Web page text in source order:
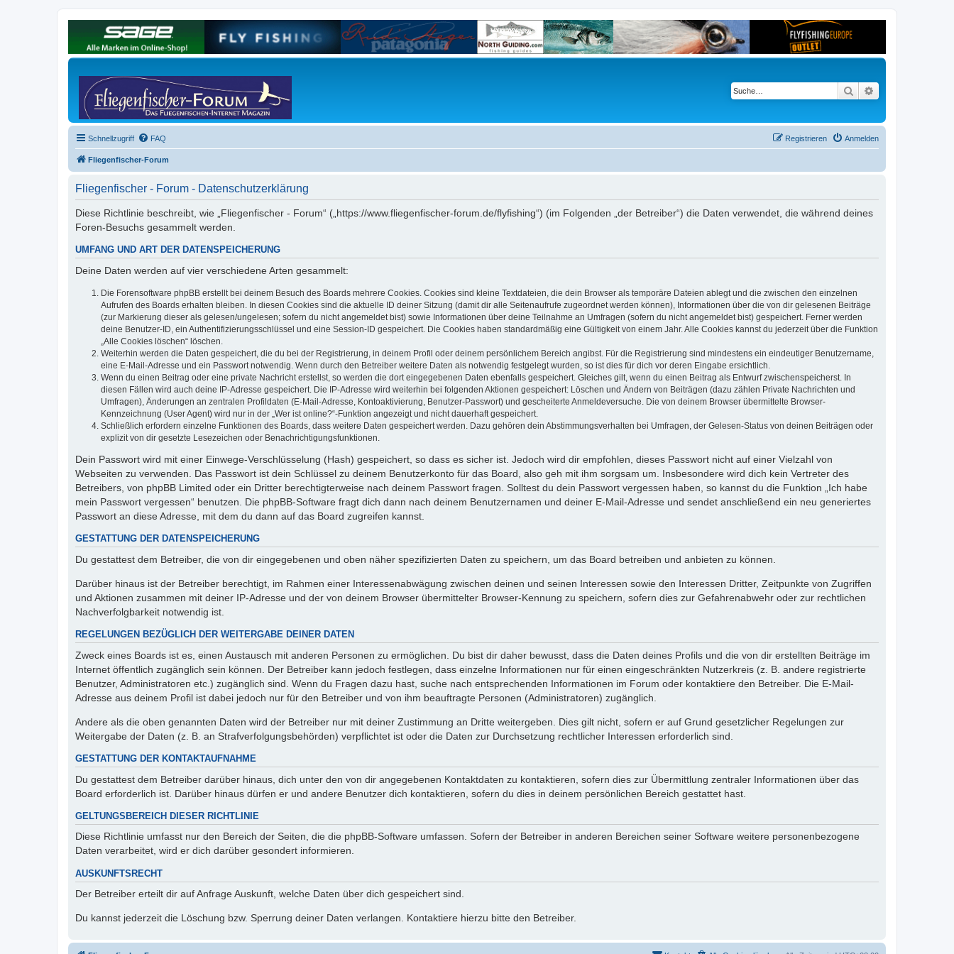
Suche
Schnellzugriff FAQ Anmelden
Registrieren
Fliegenfischer-Forum
Fliegenfischer - Forum - Datenschutzerklärung
Diese Richtlinie beschreibt, wie „Fliegenfischer - Forum“ („https://www.fliegenfischer-forum.de/flyfishing“) (im Folgenden „der Betreiber“) die Daten verwendet, die während deines
Foren-Besuchs gesammelt werden.
UMFANG UND ART DER DATENSPEICHERUNG
Deine Daten werden auf vier verschiedene Arten gesammelt:
Die Forensoftware phpBB erstellt bei deinem Besuch des Boards mehrere Cookies. Cookies sind kleine Textdateien, die dein Browser als temporäre Dateien ablegt und die zwischen den einzelnen
Aufrufen des Boards erhalten bleiben. In diesen Cookies sind die aktuelle ID deiner Sitzung (damit dir alle Seitenaufrufe zugeordnet werden können), Informationen über die von dir gelesenen Beiträge
(zur Markierung dieser als gelesen/ungelesen; sofern du nicht angemeldet bist) sowie Informationen über deine Teilnahme an Umfragen (sofern du nicht angemeldet bist) gespeichert. Ferner werden
deine Benutzer-ID, ein Authentifizierungsschlüssel und eine Session-ID gespeichert. Die Cookies haben standardmäßig eine Gültigkeit von einem Jahr. Alle Cookies kannst du jederzeit über die Funktion
„Alle Cookies löschen“ löschen.
Weiterhin werden die Daten gespeichert, die du bei der Registrierung, in deinem Profil oder deinem persönlichem Bereich angibst. Für die Registrierung sind mindestens ein eindeutiger Benutzername,
eine E-Mail-Adresse und ein Passwort notwendig. Wenn durch den Betreiber weitere Daten als notwendig festgelegt wurden, so ist dies für dich vor deren Eingabe ersichtlich.
Wenn du einen Beitrag oder eine private Nachricht erstellst, so werden die dort eingegebenen Daten ebenfalls gespeichert. Gleiches gilt, wenn du einen Beitrag als Entwurf zwischenspeicherst. In
diesen Fällen wird auch deine IP-Adresse gespeichert. Die IP-Adresse wird weiterhin bei folgenden Aktionen gespeichert: Löschen und Ändern von Beiträgen (dazu zählen Private Nachrichten und
Umfragen), Änderungen an zentralen Profildaten (E-Mail-Adresse, Kontoaktivierung, Benutzer-Passwort) und gescheiterte Anmeldeversuche. Die von deinem Browser übermittelte Browser-
Kennzeichnung (User Agent) wird nur in der „Wer ist online?“-Funktion angezeigt und nicht dauerhaft gespeichert.
Schließlich erfordern einzelne Funktionen des Boards, dass weitere Daten gespeichert werden. Dazu gehören dein Abstimmungsverhalten bei Umfragen, der Gelesen-Status von deinen Beiträgen oder
explizit von dir gesetzte Lesezeichen oder Benachrichtigungsfunktionen.
Dein Passwort wird mit einer Einwege-Verschlüsselung (Hash) gespeichert, so dass es sicher ist. Jedoch wird dir empfohlen, dieses Passwort nicht auf einer Vielzahl von
Webseiten zu verwenden. Das Passwort ist dein Schlüssel zu deinem Benutzerkonto für das Board, also geh mit ihm sorgsam um. Insbesondere wird dich kein Vertreter des
Betreibers, von phpBB Limited oder ein Dritter berechtigterweise nach deinem Passwort fragen. Solltest du dein Passwort vergessen haben, so kannst du die Funktion „Ich habe
mein Passwort vergessen“ benutzen. Die phpBB-Software fragt dich dann nach deinem Benutzernamen und deiner E-Mail-Adresse und sendet anschließend ein neu generiertes
Passwort an diese Adresse, mit dem du dann auf das Board zugreifen kannst.
GESTATTUNG DER DATENSPEICHERUNG
Du gestattest dem Betreiber, die von dir eingegebenen und oben näher spezifizierten Daten zu speichern, um das Board betreiben und anbieten zu können.
Darüber hinaus ist der Betreiber berechtigt, im Rahmen einer Interessenabwägung zwischen deinen und seinen Interessen sowie den Interessen Dritter, Zeitpunkte von Zugriffen
und Aktionen zusammen mit deiner IP-Adresse und der von deinem Browser übermittelter Browser-Kennung zu speichern, sofern dies zur Gefahrenabwehr oder zur rechtlichen
Nachverfolgbarkeit notwendig ist.
REGELUNGEN BEZÜGLICH DER WEITERGABE DEINER DATEN
Zweck eines Boards ist es, einen Austausch mit anderen Personen zu ermöglichen. Du bist dir daher bewusst, dass die Daten deines Profils und die von dir erstellten Beiträge im
Internet öffentlich zugänglich sein können. Der Betreiber kann jedoch festlegen, dass einzelne Informationen nur für einen eingeschränkten Nutzerkreis (z. B. andere registrierte
Benutzer, Administratoren etc.) zugänglich sind. Wenn du Fragen dazu hast, suche nach entsprechenden Informationen im Forum oder kontaktiere den Betreiber. Die E-Mail-
Adresse aus deinem Profil ist dabei jedoch nur für den Betreiber und von ihm beauftragte Personen (Administratoren) zugänglich.
Andere als die oben genannten Daten wird der Betreiber nur mit deiner Zustimmung an Dritte weitergeben. Dies gilt nicht, sofern er auf Grund gesetzlicher Regelungen zur
Weitergabe der Daten (z. B. an Strafverfolgungsbehörden) verpflichtet ist oder die Daten zur Durchsetzung rechtlicher Interessen erforderlich sind.
GESTATTUNG DER KONTAKTAUFNAHME
Du gestattest dem Betreiber darüber hinaus, dich unter den von dir angegebenen Kontaktdaten zu kontaktieren, sofern dies zur Übermittlung zentraler Informationen über das
Board erforderlich ist. Darüber hinaus dürfen er und andere Benutzer dich kontaktieren, sofern du dies in deinem persönlichen Bereich gestattet hast.
GELTUNGSBEREICH DIESER RICHTLINIE
Diese Richtlinie umfasst nur den Bereich der Seiten, die die phpBB-Software umfassen. Sofern der Betreiber in anderen Bereichen seiner Software weitere personenbezogene
Daten verarbeitet, wird er dich darüber gesondert informieren.
AUSKUNFTSRECHT
Der Betreiber erteilt dir auf Anfrage Auskunft, welche Daten über dich gespeichert sind.
Du kannst jederzeit die Löschung bzw. Sperrung deiner Daten verlangen. Kontaktiere hierzu bitte den Betreiber.